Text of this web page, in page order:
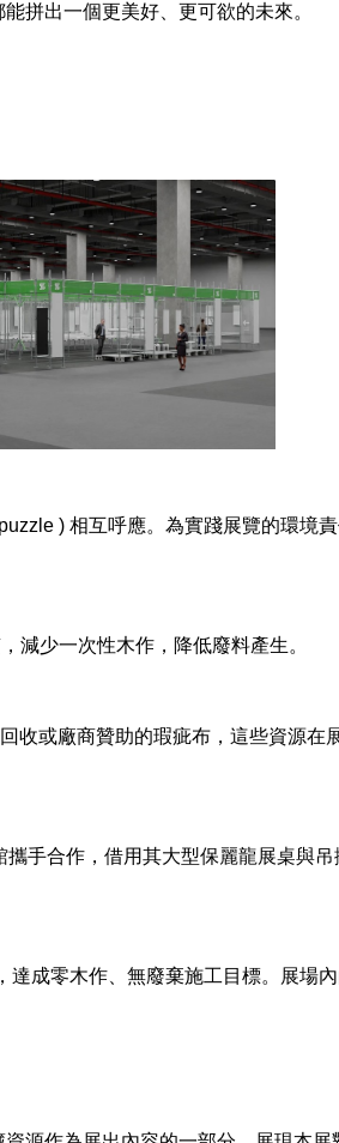
拼出一個更美好、更可欲的未來。
) 相互呼應。為實踐展覽的環境
減少一次性木作，降低廢料產生。
收或廠商贊助的瑕疵布，這些資源在
手合作，借用其大型保麗龍展桌與
成零木作、無廢棄施工目標。展場